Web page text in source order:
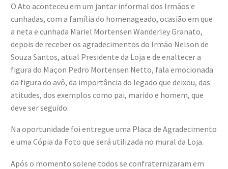
O Ato aconteceu em um jantar informal dos Irmãos e
cunhadas, com a família do homenageado, ocasião em que
a neta e cunhada Mariel Mortensen Wanderley Granato,
depois de receber os agradecimentos do Irmão Nelson de
Souza Santos, atual Presidente da Loja e de enaltecer a
figura do Maçon Pedro Mortensen Netto, fala emocionada
da figura do avô, da importância do legado que deixou, das
atitudes, dos exemplos como pai, marido e homem, que
deve ser seguido.
Na oportunidade foi entregue uma Placa de Agradecimento
e uma Cópia da Foto que será utilizada no mural da Loja.
Após o momento solene todos se confraternizaram em